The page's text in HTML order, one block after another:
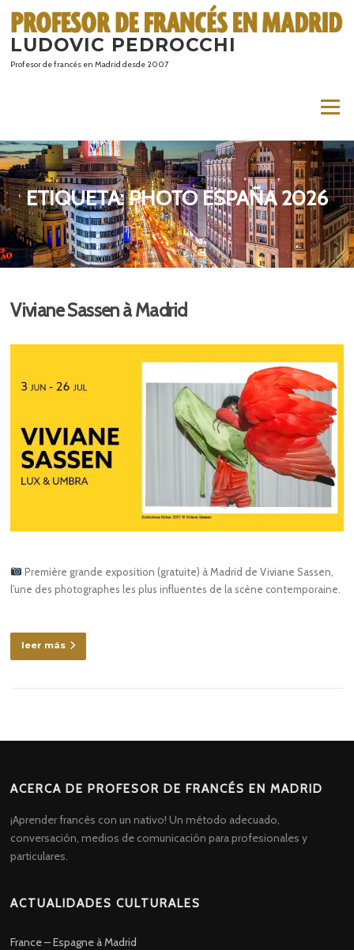
contenido
LUDOVIC PEDROCCHI
Profesor de francés en Madrid desde 2007
Menú
ETIQUETA:PHOTO ESPAÑA 2026
Viviane Sassen à Madrid
Première grande exposition (gratuite) à Madrid de Viviane Sassen,
l’une des photographes les plus influentes de la scène contemporaine.
leer más
ACERCA DE PROFESOR DE FRANCÉS EN MADRID
¡Aprender francés con un nativo! Un método adecuado,
conversación, medios de comunicación para profesionales y
particulares.
ACTUALIDADES CULTURALES
France – Espagne à Madrid